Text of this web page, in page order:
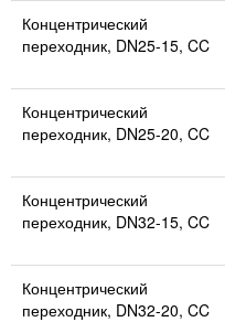
Концентрический
переходник, DN25-15, CC
Концентрический
переходник, DN25-20, CC
Концентрический
переходник, DN32-15, CC
Концентрический
переходник, DN32-20, CC